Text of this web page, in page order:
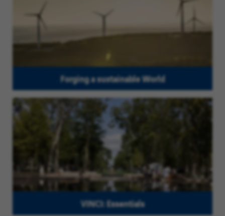
Forging a sustainable World
VINCI: Essentials